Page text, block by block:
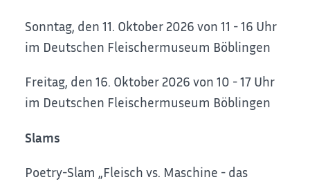
Sonntag, den 11. Oktober 2026 von 11 - 16 Uhr
im Deutschen Fleischermuseum Böblingen
Freitag, den 16. Oktober 2026 von 10 - 17 Uhr
im Deutschen Fleischermuseum Böblingen
Slams
Poetry-Slam „Fleisch vs. Maschine - das